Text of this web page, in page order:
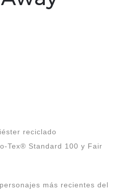
reciclado
Tex® Standard 100 y Fair
más recientes del